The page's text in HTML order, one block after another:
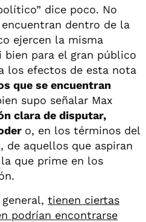
dice poco. No
dentro de la
ejercen la misma
para el gran público
los efectos de esta nota
que se encuentran
supo señalar Max
clara de disputar,
o, en los términos del
de aquellos que aspiran
que prime en los
tienen ciertas
podrían encontrarse